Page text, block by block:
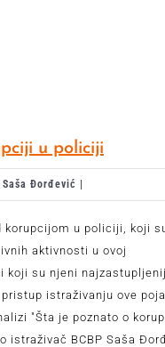
u policiji
Đorđević |
korupcijom u policiji, koji
aktivnosti u ovoj
koji su njeni
istraživanju ove
"Šta je poznato o
istraživač BCBP Saša